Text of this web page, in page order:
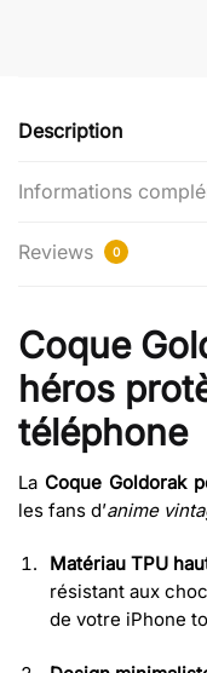
Description
Informations
Reviews 0
Coque
héros
téléphone
La Coque Goldorak
les fans d’anime
Matériau TPU
résistant aux
de votre iPhone